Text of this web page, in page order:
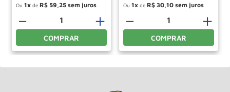
Ou 1 de R$ 59 25
＋
－
COMPRAR
Ou 1 de R$ 30 10
＋
－
COMPRAR